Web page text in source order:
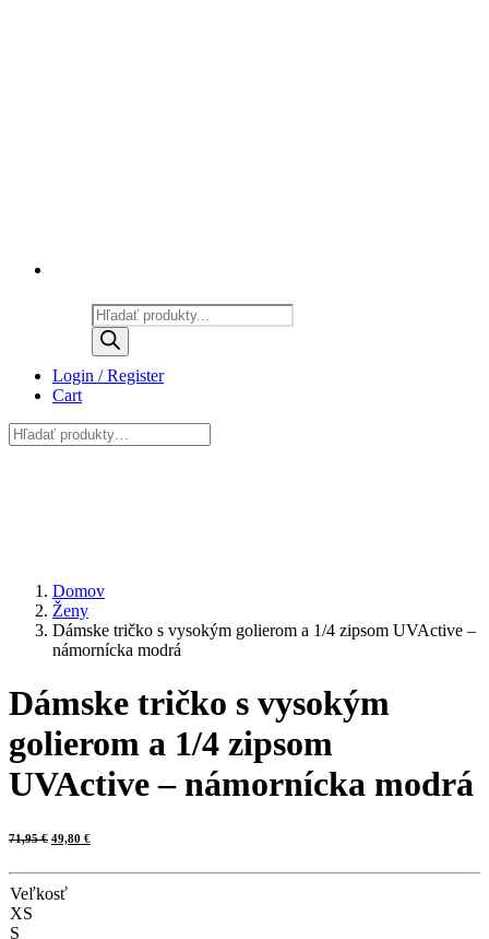
Products
search
Login / Register
Cart
Domov
Ženy
Dámske tričko s vysokým golierom a 1/4 zipsom UVActive –
námornícka modrá
Dámske tričko s vysokým
golierom a 1/4 zipsom
UVActive – námornícka modrá
71,95€ Pôvodná
71,95 €.
49,80 €Aktuálna
49,80 €.
Veľkosť
XS
S